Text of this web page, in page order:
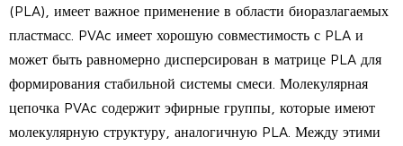
(PLA), имеет важное применение в области биоразлагаемых
пластмасс. PVAc имеет хорошую совместимость с PLA и
может быть равномерно дисперсирован в матрице PLA для
формирования стабильной системы смеси. Молекулярная
цепочка PVAc содержит эфирные группы, которые имеют
молекулярную структуру, аналогичную PLA. Между этими